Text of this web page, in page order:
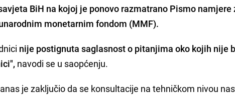
BiH na kojoj je ponovo razmatrano Pismo namjere
monetarnim fondom (MMF).
nije postignuta saglasnost o pitanjima oko kojih nije
navodi se u saopćenju.
je zaključio da se konsultacije na tehničkom nivou